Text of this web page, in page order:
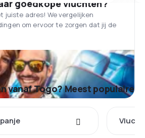
goedkope vluchten?
juiste adres! We vergelijken
om ervoor te zorgen dat jij de
vanaf Togo? Meest populaire